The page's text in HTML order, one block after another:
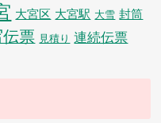
大宮区 大宮駅 大雪 封筒
票 見積り 連続伝票